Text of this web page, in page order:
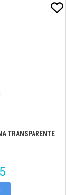
TRANSPARENTE